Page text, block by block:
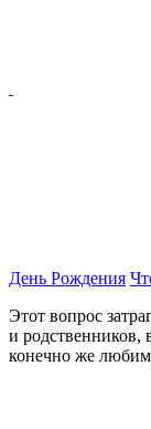
День Рождения
Этот вопрос
и родственников,
конечно же